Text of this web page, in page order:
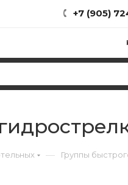
+7 (905)
— Группы